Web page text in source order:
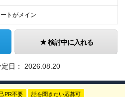
トがメイン
検討中に入れる
日： 2026.08.20
PR不要 話を聞きたい応募可